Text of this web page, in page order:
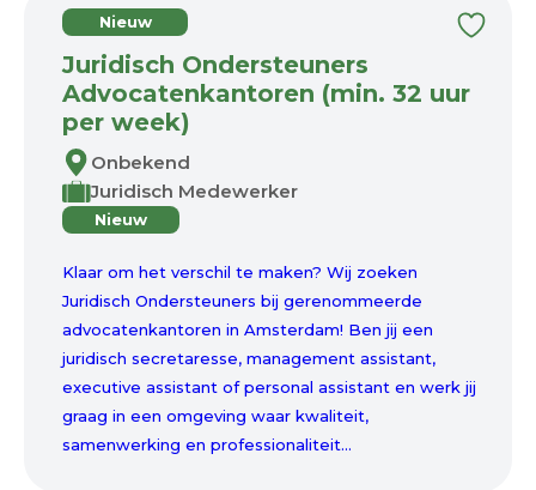
Nieuw
Juridisch Ondersteuners
Advocatenkantoren (min. 32 uur
per week)
Onbekend
Juridisch Medewerker
Nieuw
Klaar om het verschil te maken? Wij zoeken
Juridisch Ondersteuners bij gerenommeerde
advocatenkantoren in Amsterdam! Ben jij een
juridisch secretaresse, management assistant,
executive assistant of personal assistant en werk jij
graag in een omgeving waar kwaliteit,
samenwerking en professionaliteit...